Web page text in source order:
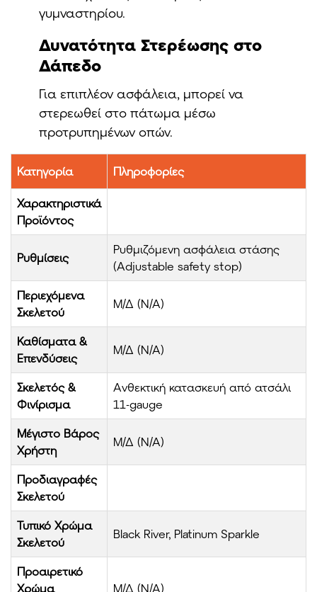
γυμναστηρίου.
Δυνατότητα Στερέωσης στο
Δάπεδο
Για επιπλέον ασφάλεια, μπορεί να
στερεωθεί στο πάτωμα μέσω
προτρυπημένων οπών.
Κατηγορία Πληροφορίες
Χαρακτηριστικά
Προϊόντος
Ρυθμίσεις
Ρυθμιζόμενη ασφάλεια στάσης
(Adjustable safety stop)
Περιεχόμενα
Σκελετού
Μ/Δ (N/A)
Καθίσματα &
Επενδύσεις
Μ/Δ (N/A)
Σκελετός &
Φινίρισμα
Ανθεκτική κατασκευή από ατσάλι
11-gauge
Μέγιστο Βάρος
Χρήστη
Μ/Δ (N/A)
Προδιαγραφές
Σκελετού
Τυπικό Χρώμα
Σκελετού
Black River, Platinum Sparkle
Προαιρετικό
Χρώμα
Μ/Δ (N/A)